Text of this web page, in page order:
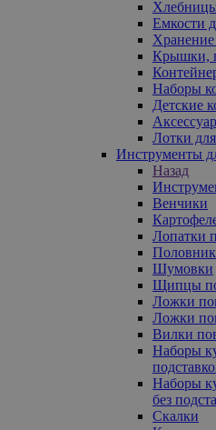
Емкости
Крышки,
Наборы
Детские
Лотки
Инструменты
Назад
Венчики
Лопатки
Шумовки
Щипцы
Ложки
Ложки
Вилки
Наборы
Наборы
без
Скалки